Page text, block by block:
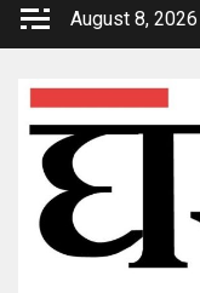
Skip
August 8, 2026